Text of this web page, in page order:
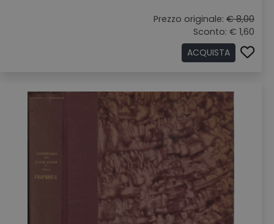
Prezzo originale: € 8,00
Sconto: € 1,60
ACQUISTA